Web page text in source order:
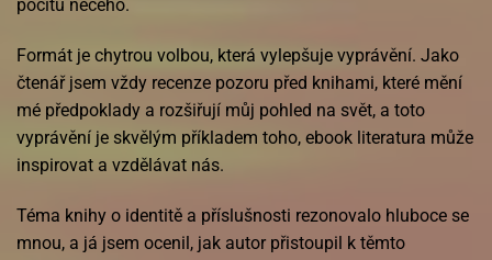
pocitu něčeho.
Formát je chytrou volbou, která vylepšuje vyprávění. Jako
čtenář jsem vždy recenze pozoru před knihami, které mění
mé předpoklady a rozšiřují můj pohled na svět, a toto
vyprávění je skvělým příkladem toho, ebook literatura může
inspirovat a vzdělávat nás.
Téma knihy o identitě a příslušnosti rezonovalo hluboce se
mnou, a já jsem ocenil, jak autor přistoupil k těmto